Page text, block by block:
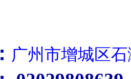
： 广州市增城区